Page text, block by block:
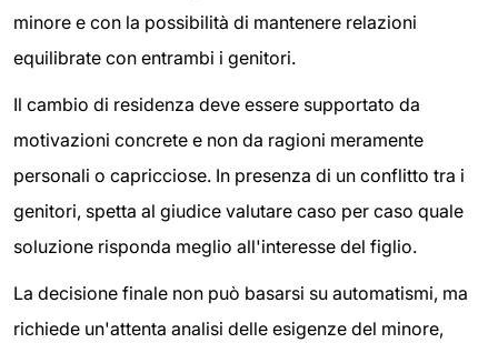
minore e con la possibilità di mantenere relazioni
equilibrate con entrambi i genitori.
Il cambio di residenza deve essere supportato da
motivazioni concrete e non da ragioni meramente
personali o capricciose. In presenza di un conflitto tra i
genitori, spetta al giudice valutare caso per caso quale
soluzione risponda meglio all'interesse del figlio.
La decisione finale non può basarsi su automatismi, ma
richiede un'attenta analisi delle esigenze del minore,